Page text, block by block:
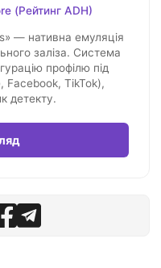
(Рейтинг ADH)
— нативна емуляція
заліза. Система
профілю під
Facebook, TikTok),
детекту.